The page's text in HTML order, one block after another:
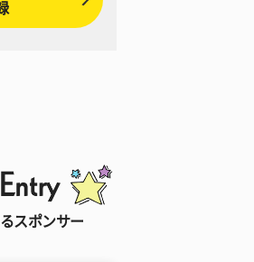
スポンサー